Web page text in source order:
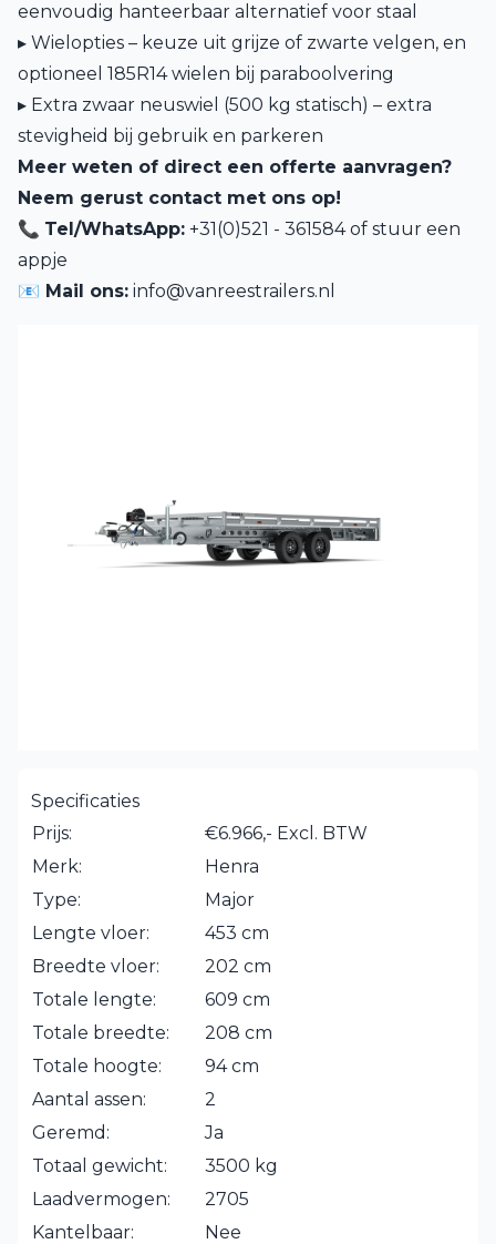
eenvoudig hanteerbaar alternatief voor staal
▸ Wielopties – keuze uit grijze of zwarte velgen, en
optioneel 185R14 wielen bij paraboolvering
▸ Extra zwaar neuswiel (500 kg statisch) – extra
stevigheid bij gebruik en parkeren
Meer weten of direct een offerte aanvragen?
Neem gerust contact met ons op!
📞 Tel/WhatsApp: +31(0)521 - 361584 of stuur een
appje
📧 Mail ons: info@vanreestrailers.nl
Specificaties
Prijs:
€6.966,- Excl. BTW
Merk:
Henra
Type:
Major
Lengte vloer:
453 cm
Breedte vloer:
202 cm
Totale lengte:
609 cm
Totale breedte:
208 cm
Totale hoogte:
94 cm
Aantal assen:
2
Geremd:
Ja
Totaal gewicht:
3500 kg
Laadvermogen:
2705
Kantelbaar:
Nee